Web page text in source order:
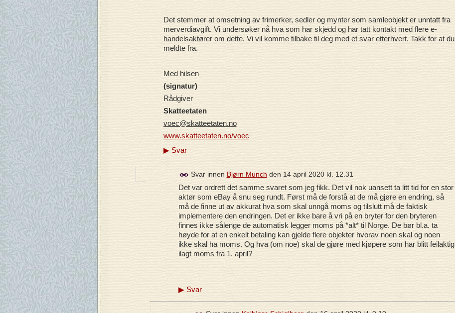
Det stemmer at omsetning av frimerker, sedler og mynter som samleobjekt er unntatt fra
merverdiavgift. Vi undersøker nå hva som har skjedd og har tatt kontakt med flere e-
handelsaktører om dette. Vi vil komme tilbake til deg med et svar etterhvert. Takk for at du
meldte fra.
Med hilsen
(signatur)
Rådgiver
Skatteetaten
voec@skatteetaten.no
www.skatteetaten.no/voec
▶Svar
Svar innen Bjørn Munch den 14 april 2020 kl. 12.31
Det var ordrett det samme svaret som jeg fikk. Det vil nok uansett ta litt tid for en stor
aktør som eBay å snu seg rundt. Først må de forstå at de må gjøre en endring, så
må de finne ut av akkurat hva som skal unngå moms og tilslutt må de faktisk
implementere den endringen. Det er ikke bare å vri på en bryter for den bryteren
finnes ikke sålenge de automatisk legger moms på *alt* til Norge. De bør bl.a. ta
høyde for at en enkelt betaling kan gjelde flere objekter hvorav noen skal og noen
ikke skal ha moms. Og hva (om noe) skal de gjøre med kjøpere som har blitt feilaktig
ilagt moms fra 1. april?
▶ Svar